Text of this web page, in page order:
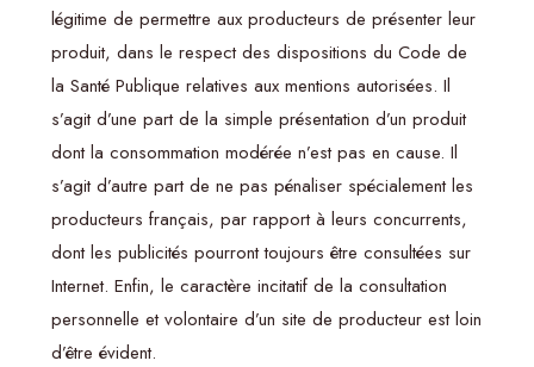
légitime de permettre aux producteurs de présenter leur
produit, dans le respect des dispositions du Code de
la Santé Publique relatives aux mentions autorisées. Il
s’agit d’une part de la simple présentation d’un produit
dont la consommation modérée n’est pas en cause. Il
s’agit d’autre part de ne pas pénaliser spécialement les
producteurs français, par rapport à leurs concurrents,
dont les publicités pourront toujours être consultées sur
Internet. Enfin, le caractère incitatif de la consultation
personnelle et volontaire d’un site de producteur est loin
d’être évident.